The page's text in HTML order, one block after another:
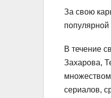
За свою
В течение
Захарова,
сериалов,